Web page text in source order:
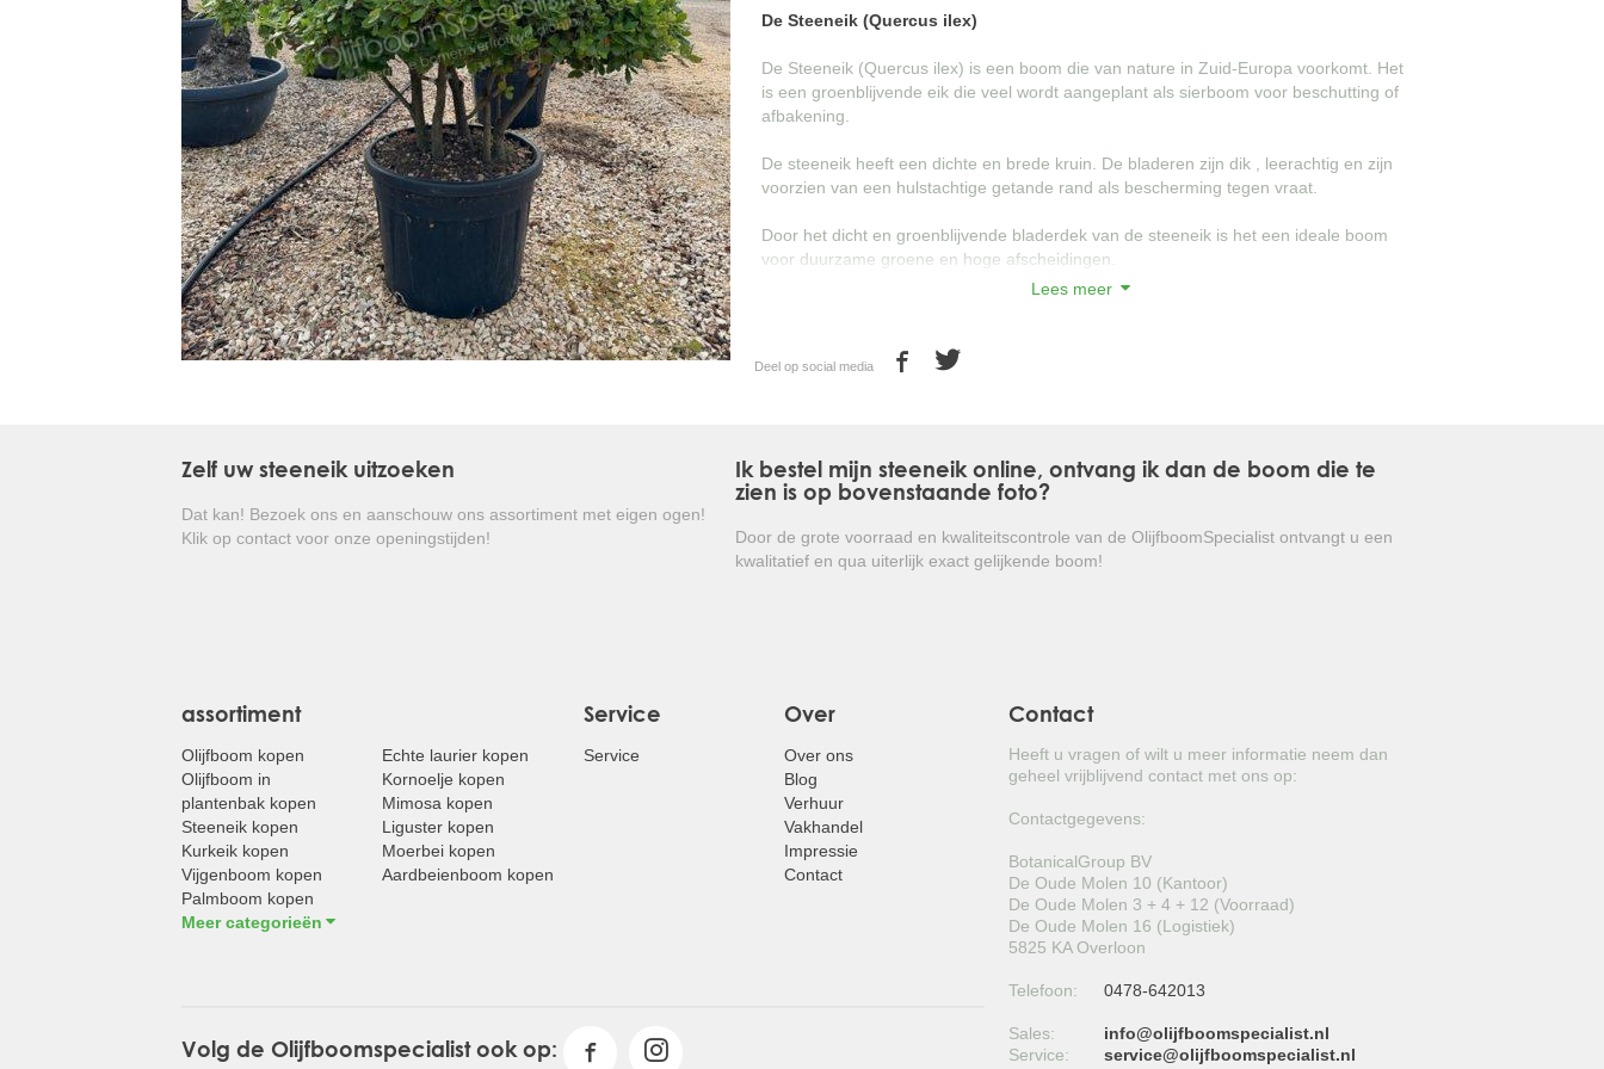
Treesafe
VORSTBESCHERMINGVOORBOMEN.NL
WINTERSCHUTZFUERBAEUME.DE
FROSTPROTECTIONFORTREES.CO.UK
TERRACOTTA.NL
TERRACOTTA.BE
TERRAKOTTA.DE
GROENBLIJVENDE TULPENBOOM
CIPRES
EUCALYPTUS
GROVE DEN
SCHIJNHULST
SNEEUWBAL
ECHTE LAURIER
De Steeneik (Quercus ilex)
De Steeneik (Quercus ilex) is een boom die van nature in Zuid-Europa voorkomt. Het
is een groenblijvende eik die veel wordt aangeplant als sierboom voor beschutting of
afbakening.
De steeneik heeft een dichte en brede kruin. De bladeren zijn dik , leerachtig en zijn
voorzien van een hulstachtige getande rand als bescherming tegen vraat.
Door het dicht en groenblijvende bladerdek van de steeneik is het een ideale boom
voor duurzame groene en hoge afscheidingen.
Kortom: een prachtige groenblijvende boom die de inkijk in de tuin op een
Lees meer
Deel op social media
Zelf uw steeneik uitzoeken
Dat kan! Bezoek ons en aanschouw ons assortiment met eigen ogen!
Klik op contact voor onze openingstijden!
Ik bestel mijn steeneik online, ontvang ik dan de boom die te
zien is op bovenstaande foto?
Door de grote voorraad en kwaliteitscontrole van de OlijfboomSpecialist ontvangt u een
kwalitatief en qua uiterlijk exact gelijkende boom!
assortiment
Olijfboom kopen
Olijfboom in
plantenbak kopen
Steeneik kopen
Kurkeik kopen
Vijgenboom kopen
Palmboom kopen
Meer categorieën
Echte laurier kopen
Kornoelje kopen
Mimosa kopen
Liguster kopen
Moerbei kopen
Aardbeienboom kopen
Service
Service
Over
Over ons
Blog
Verhuur
Vakhandel
Impressie
Contact
Volg de Olijfboomspecialist ook op:
Contact
Heeft u vragen of wilt u meer informatie neem dan
geheel vrijblijvend contact met ons op:
Contactgegevens:
BotanicalGroup BV
De Oude Molen 10 (Kantoor)
De Oude Molen 3 + 4 + 12 (Voorraad)
De Oude Molen 16 (Logistiek)
5825 KA Overloon
Telefoon: 0478-642013
Sales:
info@olijfboomspecialist.nl
Service:
service@olijfboomspecialist.nl